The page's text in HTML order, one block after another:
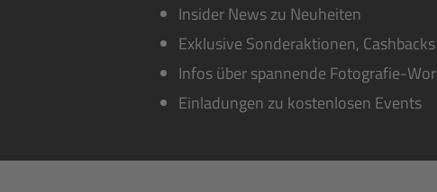
Insider News zu Neuheiten
Exklusive Sonderaktionen,
Infos über spannende Fotografie-
Einladungen zu kostenlosen Events